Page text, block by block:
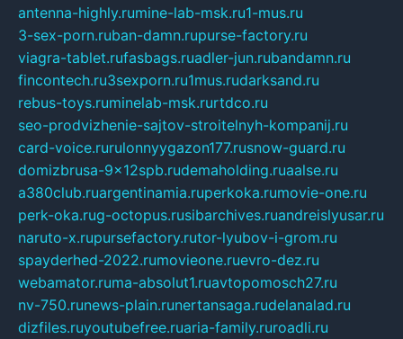
antenna-highly.rumine-lab-msk.ru1-mus.ru
3-sex-porn.ruban-damn.rupurse-factory.ru
viagra-tablet.rufasbags.ruadler-jun.rubandamn.ru
fincontech.ru3sexporn.ru1mus.rudarksand.ru
rebus-toys.ruminelab-msk.rurtdco.ru
seo-prodvizhenie-sajtov-stroitelnyh-kompanij.ru
card-voice.rurulonnyygazon177.rusnow-guard.ru
domizbrusa-9x12spb.rudemaholding.ruaalse.ru
a380club.ruargentinamia.ruperkoka.rumovie-one.ru
perk-oka.rug-octopus.rusibarchives.ruandreislyusar.ru
naruto-x.rupursefactory.rutor-lyubov-i-grom.ru
spayderhed-2022.rumovieone.ruevro-dez.ru
webamator.ruma-absolut1.ruavtopomosch27.ru
nv-750.runews-plain.runertansaga.rudelanalad.ru
dizfiles.ruyoutubefree.ruaria-family.ruroadli.ru